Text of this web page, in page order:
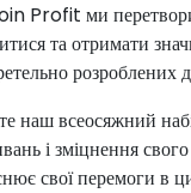
ми
та отримати
наш всеосяжний
і зміцнення
свої перемоги в